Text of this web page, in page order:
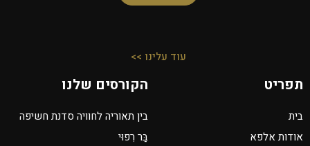
עוד עלינו >>
תפריט
בית
אודות אלפא
הקורסים שלנו
בין תאוריה לחוויה סדנת חשיפה
בַּר רִפוּי